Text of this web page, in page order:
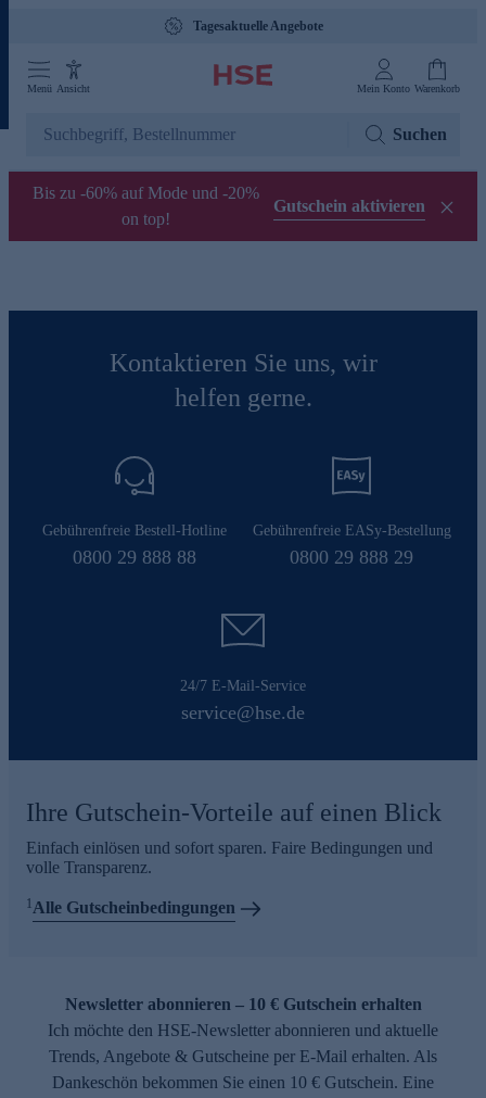
Tagesaktuelle Angebote
Menü Ansicht Mein Konto Warenkorb
Suchen
Bis zu -60% auf Mode und -20%
on top!
Gutschein aktivieren
Kontaktieren Sie uns, wir
helfen gerne.
Gebührenfreie Bestell-Hotline
0800 29 888 88
Gebührenfreie EASy-Bestellung
0800 29 888 29
24/7 E-Mail-Service
service@hse.de
Ihre Gutschein-Vorteile auf einen Blick
Einfach einlösen und sofort sparen. Faire Bedingungen und
volle Transparenz.
1Alle Gutscheinbedingungen
Newsletter abonnieren – 10 € Gutschein erhalten
Ich möchte den HSE-Newsletter abonnieren und aktuelle
Trends, Angebote & Gutscheine per E-Mail erhalten. Als
Dankeschön bekommen Sie einen 10 € Gutschein. Eine